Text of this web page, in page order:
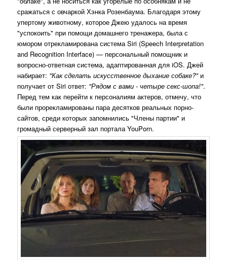
сражаться с овчаркой Хэнка Розенбаума. Благодаря этому
упертому животному, которое Джею удалось на время
"успокоить" при помощи домашнего тренажера, была с
юмором отрекламирована система Siri (Speech Interpretation
and Recognition Interface) — персональный помощник и
вопросно-ответная система, адаптированная для iOS. Джей
набирает: "Как сделать искусственное дыхание собаке?"и
получает от Siri ответ: "Рядом с вами - четыре секс-шопа!".
Перед тем как перейти к персоналиям актеров, отмечу, что
были прорекламированы пара десятков реальных порно-
сайтов, среди которых запомнились "Члены партии" и
громадный серверный зал портала YouPorn.